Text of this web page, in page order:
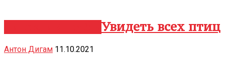
Увидеть всех птиц
Антон Дигам 11.10.2021